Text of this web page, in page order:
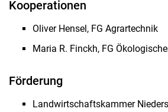
Laufende Projekte
Kooperationen
Oliver Hensel, FG Agrartechnik
Maria R. Finckh, FG
Förderung
Landwirtschaftskammer